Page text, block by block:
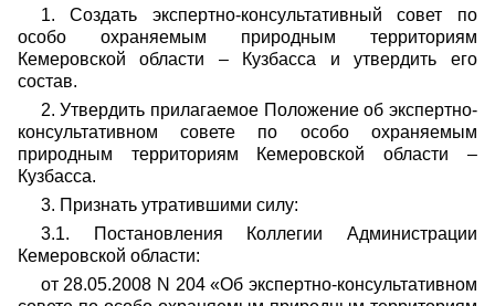
1. Создать экспертно-консультативный совет по
особо охраняемым природным территориям
Кемеровской области – Кузбасса и утвердить его
состав.
2. Утвердить прилагаемое Положение об экспертно-
консультативном совете по особо охраняемым
природным территориям Кемеровской области –
Кузбасса.
3. Признать утратившими силу:
3.1. Постановления Коллегии Администрации
Кемеровской области:
от 28.05.2008 N 204 «Об экспертно-консультативном